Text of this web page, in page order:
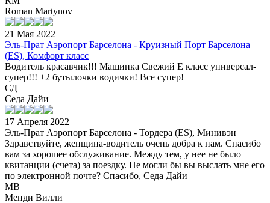
Roman Martynov
21 Мая 2022
Эль-Прат Аэропорт Барселона - Круизный Порт Барселона
(ES), Комфорт класс
Водитель красавчик!!! Машинка Свежий Е класс универсал-
супер!!! +2 бутылочки водички! Все супер!
СД
Седа Дайи
17 Апреля 2022
Эль-Прат Аэропорт Барселона - Тордера (ES), Минивэн
Здравствуйте, женщина-водитель очень добра к нам. Спасибо
вам за хорошее обслуживание. Между тем, у нее не было
квитанции (счета) за поездку. Не могли бы вы выслать мне его
по электронной почте? Спасибо, Седа Дайи
МВ
Менди Вилли